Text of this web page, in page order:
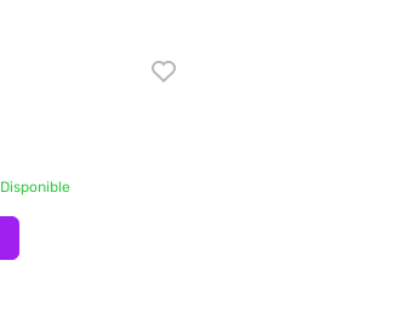
Disponible